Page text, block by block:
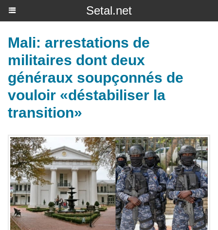
Setal.net
Mali: arrestations de
militaires dont deux
généraux soupçonnés de
vouloir «déstabiliser la
transition»